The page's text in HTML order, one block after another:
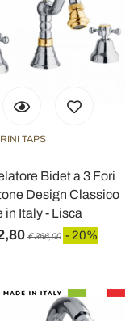
TAPS
Bidet a 3 Fori
Design Classico
in Italy - Lisca
€ 366,00 - 20%